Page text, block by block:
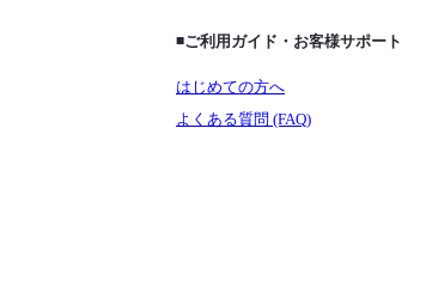
◾️ご利用ガイド・お客様サポート
はじめての方へ
よくある質問 (FAQ)